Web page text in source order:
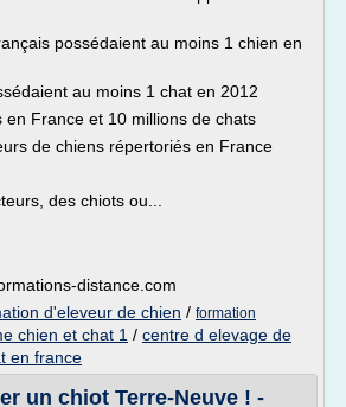
possédaient au moins 1 chien en
au moins 1 chat en 2012
en France et 10 millions de chats
de chiens répertoriés en France
des chiots ou...
distance.com
d'eleveur de chien / formation
chien et chat 1 / centre d elevage de
en france
un chiot Terre-Neuve ! -